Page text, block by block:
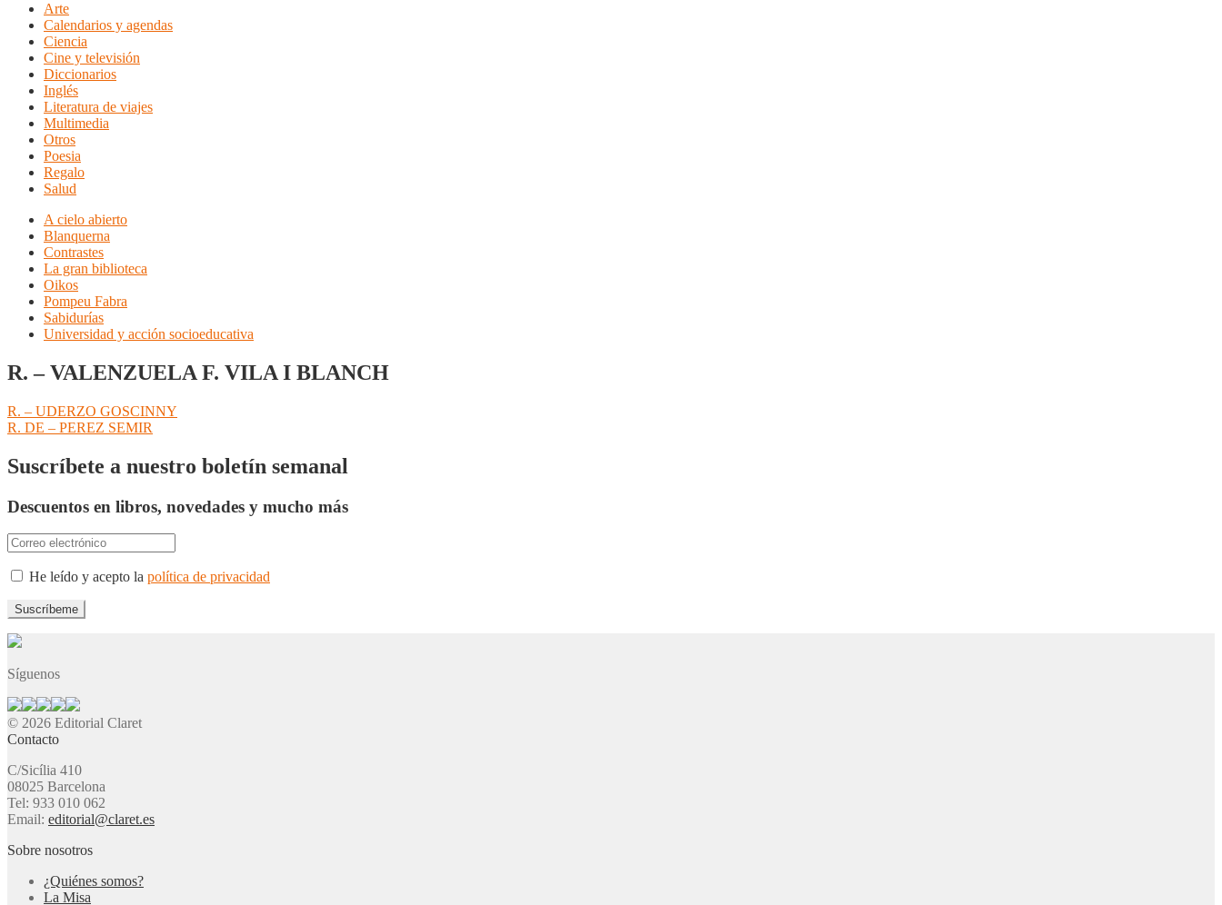
Arte
Calendarios y agendas
Ciencia
Cine y televisión
Diccionarios
Inglés
Literatura de viajes
Multimedia
Otros
Poesia
Regalo
Salud
A cielo abierto
Blanquerna
Contrastes
La gran biblioteca
Oikos
Pompeu Fabra
Sabidurías
Universidad y acción socioeducativa
R. – VALENZUELA F. VILA I BLANCH
Navegación
de
entradas
Anterior:
R. – UDERZO GOSCINNY
Siguiente:
R. DE – PEREZ SEMIR
Suscríbete a nuestro boletín semanal
Descuentos en libros, novedades y mucho más
He leído y acepto la política de privacidad
Síguenos
© 2026 Editorial Claret
Contacto
C/Sicília 410
08025 Barcelona
Tel: 933 010 062
Email: editorial@claret.es
Sobre nosotros
¿Quiénes somos?
La Misa